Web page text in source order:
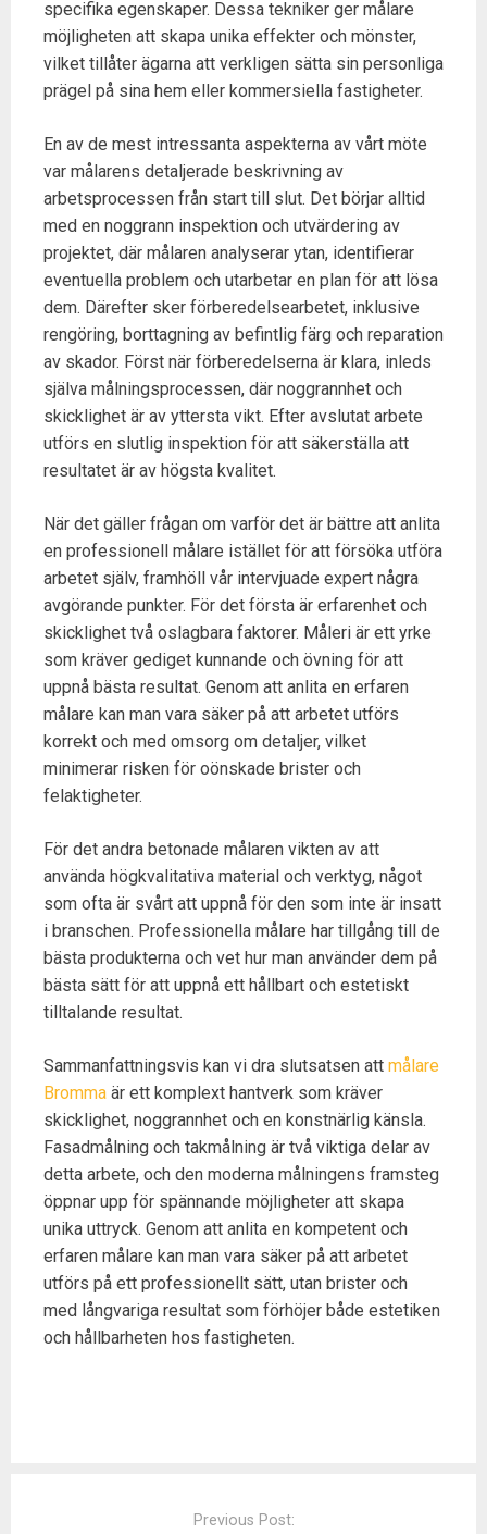
specifika egenskaper. Dessa tekniker ger målare
möjligheten att skapa unika effekter och mönster,
vilket tillåter ägarna att verkligen sätta sin personliga
prägel på sina hem eller kommersiella fastigheter.
En av de mest intressanta aspekterna av vårt möte
var målarens detaljerade beskrivning av
arbetsprocessen från start till slut. Det börjar alltid
med en noggrann inspektion och utvärdering av
projektet, där målaren analyserar ytan, identifierar
eventuella problem och utarbetar en plan för att lösa
dem. Därefter sker förberedelsearbetet, inklusive
rengöring, borttagning av befintlig färg och reparation
av skador. Först när förberedelserna är klara, inleds
själva målningsprocessen, där noggrannhet och
skicklighet är av yttersta vikt. Efter avslutat arbete
utförs en slutlig inspektion för att säkerställa att
resultatet är av högsta kvalitet.
När det gäller frågan om varför det är bättre att anlita
en professionell målare istället för att försöka utföra
arbetet själv, framhöll vår intervjuade expert några
avgörande punkter. För det första är erfarenhet och
skicklighet två oslagbara faktorer. Måleri är ett yrke
som kräver gediget kunnande och övning för att
uppnå bästa resultat. Genom att anlita en erfaren
målare kan man vara säker på att arbetet utförs
korrekt och med omsorg om detaljer, vilket
minimerar risken för oönskade brister och
felaktigheter.
För det andra betonade målaren vikten av att
använda högkvalitativa material och verktyg, något
som ofta är svårt att uppnå för den som inte är insatt
i branschen. Professionella målare har tillgång till de
bästa produkterna och vet hur man använder dem på
bästa sätt för att uppnå ett hållbart och estetiskt
tilltalande resultat.
Sammanfattningsvis kan vi dra slutsatsen att målare
Bromma är ett komplext hantverk som kräver
skicklighet, noggrannhet och en konstnärlig känsla.
Fasadmålning och takmålning är två viktiga delar av
detta arbete, och den moderna målningens framsteg
öppnar upp för spännande möjligheter att skapa
unika uttryck. Genom att anlita en kompetent och
erfaren målare kan man vara säker på att arbetet
utförs på ett professionellt sätt, utan brister och
med långvariga resultat som förhöjer både estetiken
och hållbarheten hos fastigheten.
Previous Post: